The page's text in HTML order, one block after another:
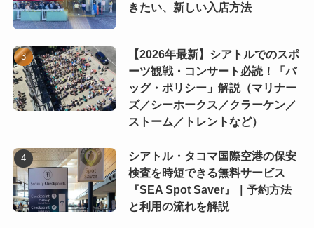
きたい、新しい入店方法
【2026年最新】シアトルでのスポ
ーツ観戦・コンサート必読！「バ
ッグ・ポリシー」解説（マリナー
ズ／シーホークス／クラーケン／
ストーム／トレントなど）
シアトル・タコマ国際空港の保安
検査を時短できる無料サービス
『SEA Spot Saver』｜予約方法
と利用の流れを解説